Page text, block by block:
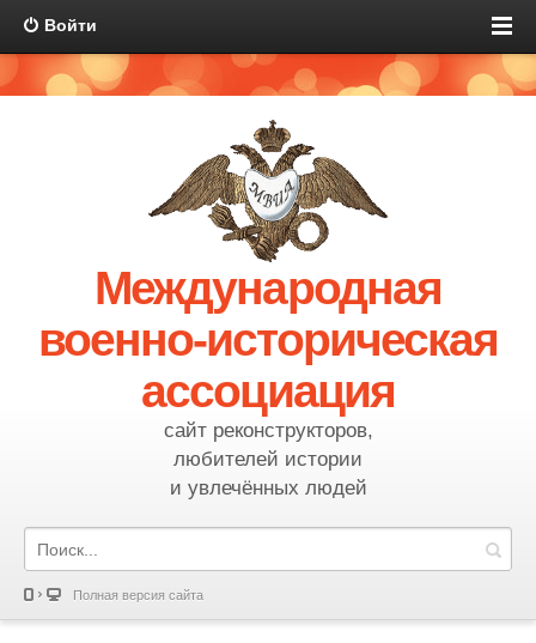
Войти
Международная
военно-историческая
ассоциация
сайт реконструкторов,
любителей истории
и увлечённых людей
Полная версия сайта